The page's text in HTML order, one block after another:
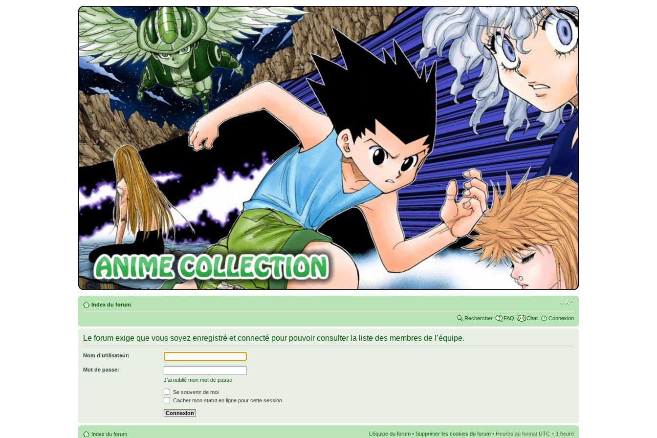
Index du forum
Rechercher FAQ Chat Connexion
Le forum exige que vous soyez enregistré et connecté pour pouvoir consulter la liste des membres de l’équipe.
Nom d’utilisateur:
Mot de passe:
J’ai oublié mon mot de passe
Se souvenir de moi
Cacher mon statut en ligne pour cette session
Index du forum L’équipe du forum • Supprimer les cookies du forum • Heures au format UTC + 1 heure